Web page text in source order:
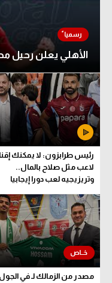
الأهلي يعلن رحيل
رئيس طرابزون: لا يمكنك
لاعب مثل صلاح بالمال..
وتريزيجيه لعب دورا إيجابيا
مصدر من الزمالك لـ في